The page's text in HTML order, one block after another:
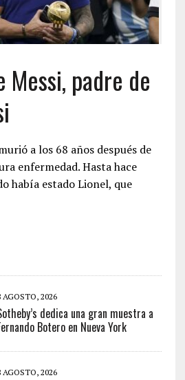
Messi, padre de
a los 68 años después de
enfermedad. Hasta hace
había estado Lionel, que
AGOSTO, 2026
dedica una gran muestra a
Botero en Nueva York
AGOSTO, 2026